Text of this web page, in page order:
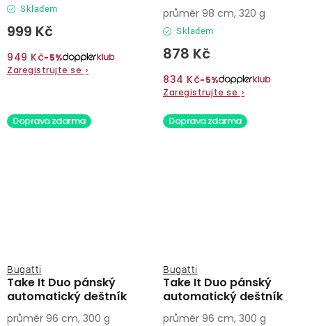
Skladem
999 Kč
949 Kč−5%
Zaregistrujte se ›
Skladem
878 Kč
834 Kč−5%
Zaregistrujte se ›
průměr 98 cm, 320 g
Doprava zdarma
Take It Duo pánský
automatický deštník
Bugatti
průměr 96 cm, 300 g
Doprava zdarma
Take It Duo pánský
automatický deštník
Bugatti
průměr 96 cm, 300 g